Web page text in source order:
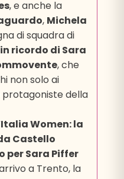
, e anche la
, Michela
di squadra di
ricordo di Sara
, che
non solo ai
della
Women: la
Castello
per Sara Piffer
a Trento, la